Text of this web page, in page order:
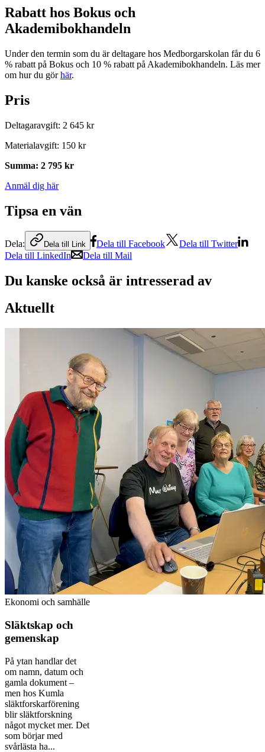
Rabatt hos Bokus och
Akademibokhandeln
Under den termin som du är deltagare hos Medborgarskolan får du 6
% rabatt på Bokus och 10 % rabatt på Akademibokhandeln. Läs mer
om hur du görhär.
Pris
Deltagaravgift: 2 645 kr
Materialavgift: 150 kr
Summa: 2 795 kr
Anmäl dig här
Tipsa en vän
Dela: Dela till Link Dela till Facebook
Dela till Twitter
Dela till LinkedIn
Dela till Mail
Du kanske också är intresserad av
Aktuellt
Ekonomi och samhälle
Släktskap och
gemenskap
På ytan handlar det
om namn, datum och
gamla dokument –
men hos Kumla
släktforskarförening
blir släktforskning
något mycket mer. Det
som börjar med
svårlästa ha...